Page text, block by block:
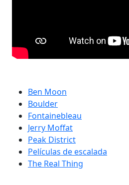
Ben Moon
Boulder
Fontainebleau
Jerry Moffat
Peak District
Películas de escalada
The Real Thing